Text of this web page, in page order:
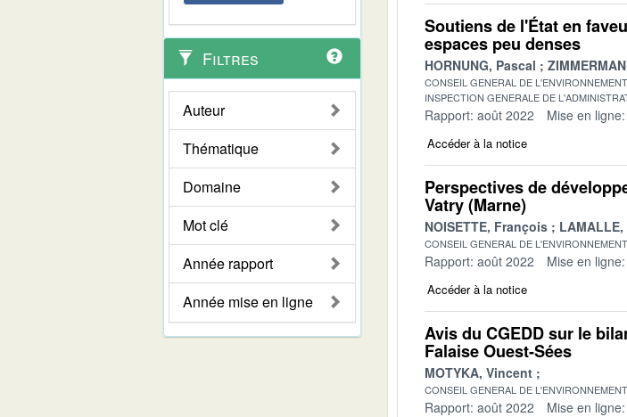
Filtres
Auteur
Thématique
Domaine
Mot clé
Année rapport
Année mise en ligne
Soutiens de l'État en
espaces peu denses
HORNUNG, Pascal
CONSEIL GENERAL DE
INSPECTION GENERALE DE
Rapport: août 2022 Mise en
Accéder à la notice
Perspectives de
Vatry (Marne)
NOISETTE, François
CONSEIL GENERAL DE
Rapport: août 2022 Mise en
Accéder à la notice
Avis du CGEDD sur le
Falaise Ouest-Sées
MOTYKA, Vincent
CONSEIL GENERAL DE
Rapport: août 2022 Mise en